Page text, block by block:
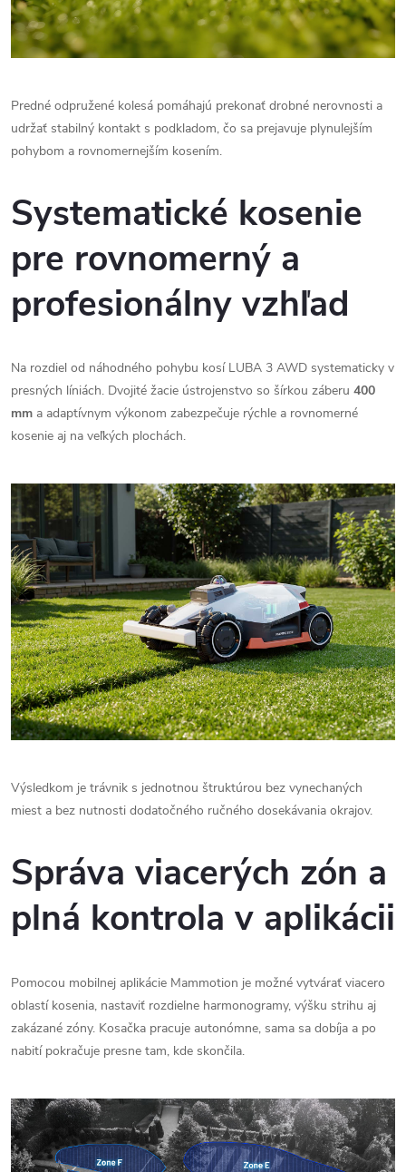
Predné odpružené kolesá pomáhajú prekonať drobné nerovnosti a
udržať stabilný kontakt s podkladom, čo sa prejavuje plynulejším
pohybom a rovnomernejším kosením.
Systematické kosenie
pre rovnomerný a
profesionálny vzhľad
Na rozdiel od náhodného pohybu kosí LUBA 3 AWD systematicky v
presných líniách. Dvojité žacie ústrojenstvo so šírkou záberu 400
mm a adaptívnym výkonom zabezpečuje rýchle a rovnomerné
kosenie aj na veľkých plochách.
Výsledkom je trávnik s jednotnou štruktúrou bez vynechaných
miest a bez nutnosti dodatočného ručného dosekávania okrajov.
Správa viacerých zón a
plná kontrola v aplikácii
Pomocou mobilnej aplikácie Mammotion je možné vytvárať viacero
oblastí kosenia, nastaviť rozdielne harmonogramy, výšku strihu aj
zakázané zóny. Kosačka pracuje autonómne, sama sa dobíja a po
nabití pokračuje presne tam, kde skončila.